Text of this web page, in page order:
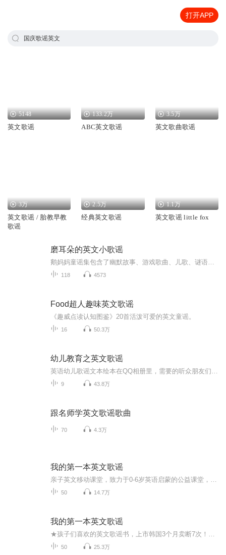
打开APP
国庆歌谣英文
5148
英文歌谣
133.2万
ABC英文歌谣
3.5万
英文歌曲歌谣
3万
英文歌谣 / 胎教早教
歌谣
2.5万
经典英文歌谣
1.1万
英文歌谣 little fox
磨耳朵的英文小歌谣
118 4573
Food超人趣味英文歌谣
《趣威点读认知图鉴》20首活泼可爱的英文童谣。
16 50.3万
幼儿教育之英文歌谣
9 43.8万
跟名师学英文歌谣歌曲
70 4.3万
我的第一本英文歌谣
50 14.7万
我的第一本英文歌谣
50 25.3万